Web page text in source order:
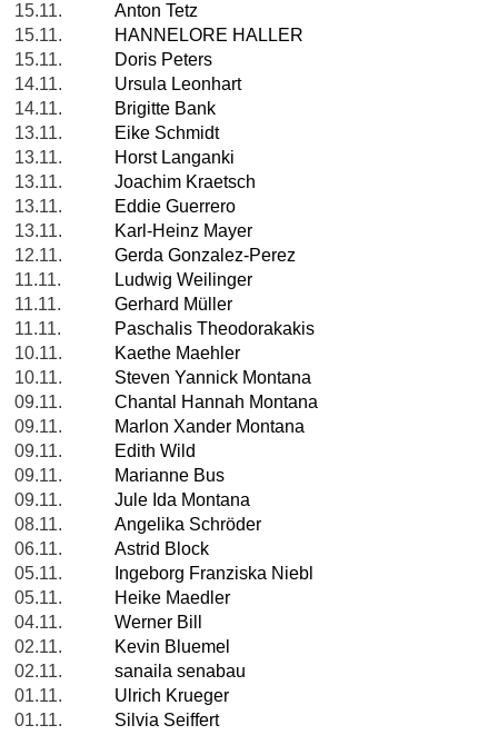
15.11.
Anton Tetz
15.11.
HANNELORE HALLER
15.11.
Doris Peters
14.11.
Ursula Leonhart
14.11.
Brigitte Bank
13.11.
Eike Schmidt
13.11.
Horst Langanki
13.11.
Joachim Kraetsch
13.11.
Eddie Guerrero
13.11.
Karl-Heinz Mayer
12.11.
Gerda Gonzalez-Perez
11.11.
Ludwig Weilinger
11.11.
Gerhard Müller
11.11.
Paschalis Theodorakakis
10.11.
Kaethe Maehler
10.11.
Steven Yannick Montana
09.11.
Chantal Hannah Montana
09.11.
Marlon Xander Montana
09.11.
Edith Wild
09.11.
Marianne Bus
09.11.
Jule Ida Montana
08.11.
Angelika Schröder
06.11.
Astrid Block
05.11.
Ingeborg Franziska Niebl
05.11.
Heike Maedler
04.11.
Werner Bill
02.11.
Kevin Bluemel
02.11.
sanaila senabau
01.11.
Ulrich Krueger
01.11.
Silvia Seiffert